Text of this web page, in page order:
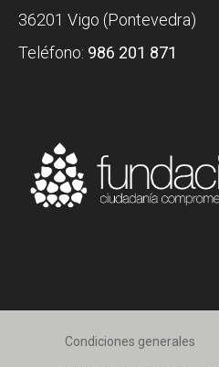
36201 Vigo (Pontevedra)
Teléfono: 986 201 871
Condiciones generales